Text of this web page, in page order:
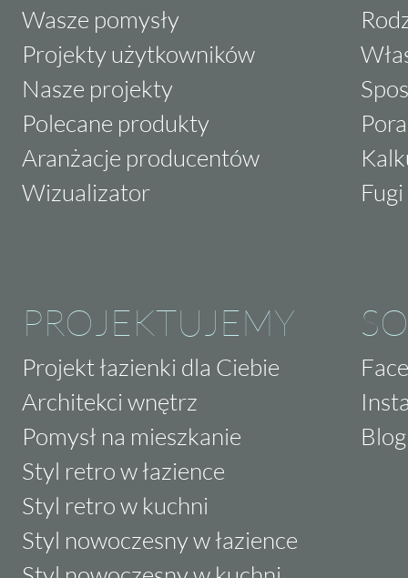
Wasze pomysły
Projekty użytkowników
Nasze projekty
Polecane produkty
Aranżacje producentów
Wizualizator
PROJEKTUJEMY
Projekt łazienki dla Ciebie
Architekci wnętrz
Pomysł na mieszkanie
Styl retro w łazience
Styl retro w kuchni
Styl nowoczesny w łazience
Blog